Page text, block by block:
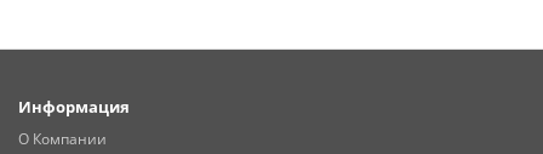
Информация
О Компании